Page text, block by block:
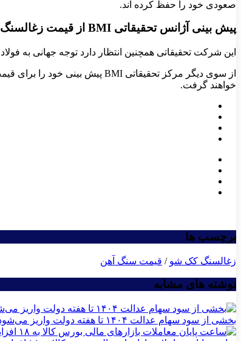
صعودی خود را حفظ کرده‌ اند.
پیش بینی آژانس تحقیقاتی BMI از قیمت زغالسنگ کک شو تا پایان سال ۲۰۲۵
این شرکت تحقیقاتی همچنین انتظار دارد توجه جهانی به
خواهند گرفت.
برچسب ها
زغالسنگ کک شو / قیمت سنگ آهن
نوشته های مشابه
بخشی از سود سهام عدالت ۱۴۰۴ تا هفته دولت واریز می‌شود